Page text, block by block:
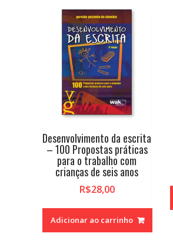
Desenvolvimento da escrita
– 100 Propostas práticas
para o trabalho com
crianças de seis anos
R$28,00
Adicionar ao carrinho